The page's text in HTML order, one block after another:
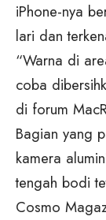
iPhone-nya
lari dan
“Warna di
coba
di forum
Bagian yang
kamera
tengah bodi
Cosmo